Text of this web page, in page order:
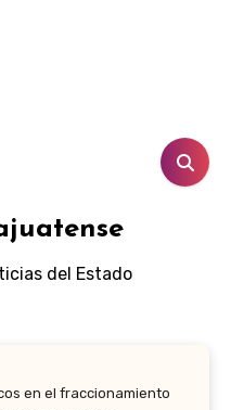
del Estado
en el fraccionamiento